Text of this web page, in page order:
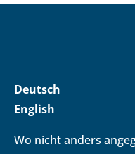
Deutsch
English
Wo nicht anders